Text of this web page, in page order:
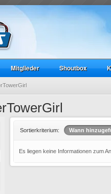
Mitglieder Shoutbox
Sortierkriterium: Wann
Es liegen keine Informationen zum